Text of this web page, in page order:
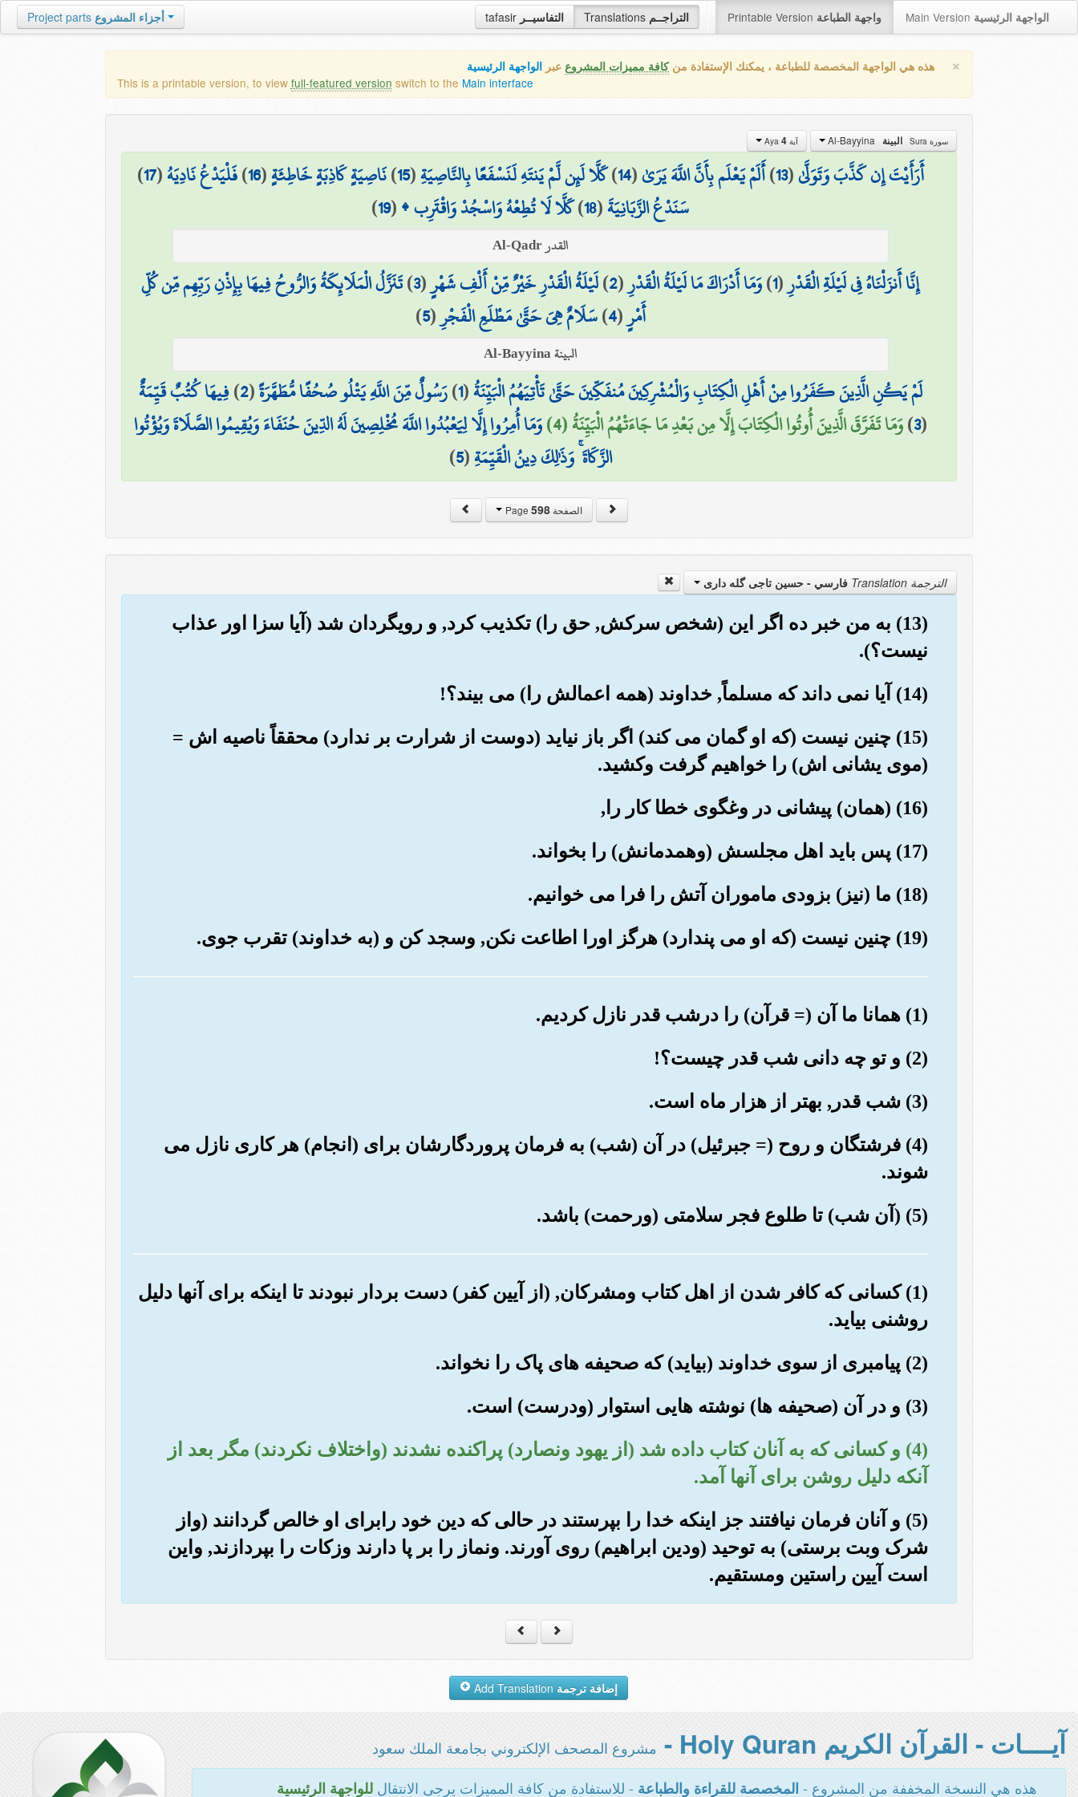
tafasir التفاسيــر Translations التراجــم Printable Version واجهة الطباعة Main Version الواجهة الرئيسية Project parts أجزاء المشروع
× هذه هي الواجهة المخصصة للطباعة ، يمكنك الإستفادة منكافة مميزات المشروع عبر الواجهة الرئيسية
This is a printable version, to view full-featured version switch to the Main interface
سورة Sura البينة آية Aya 4
أَرَأَيْتَ إِن كَذَّبَ وَتَوَلَّىٰ(
13
)أَلَمْ يَعْلَم بِأَنَّ اللَّهَ يَرَىٰ(
14
)كَلَّا لَئِن لَّمْ يَنتَهِ لَنَسْفَعًا بِالنَّاصِيَةِ(
15
)نَاصِيَةٍ كَاذِبَةٍ خَاطِئَةٍ(
16
)فَلْيَدْعُ نَادِيَهُ(
17
)
سَنَدْعُ الزَّبَانِيَةَ(
18
)كَلَّا لَا تُطِعْهُ وَاسْجُدْ وَاقْتَرِب ۩(
19
)
القدر Al-Qadr
إِنَّا أَنزَلْنَاهُ فِي لَيْلَةِ الْقَدْرِ(
1
)وَمَا أَدْرَاكَ مَا لَيْلَةُ الْقَدْرِ(
2
)لَيْلَةُ الْقَدْرِ خَيْرٌ مِّنْ أَلْفِ شَهْرٍ(
3
)تَنَزَّلُ الْمَلَائِكَةُ وَالرُّوحُ فِيهَا بِإِذْنِ رَبِّهِم مِّن كُلِّ
أَمْرٍ(
4
)سَلَامٌ هِيَ حَتَّىٰ مَطْلَعِ الْفَجْرِ(
5
)
البينة Al-Bayyina
لَمْ يَكُنِ الَّذِينَ كَفَرُوا مِنْ أَهْلِ الْكِتَابِ وَالْمُشْرِكِينَ مُنفَكِّينَ حَتَّىٰ تَأْتِيَهُمُ الْبَيِّنَةُ(
1
)رَسُولٌ مِّنَ اللَّهِ يَتْلُو صُحُفًا مُّطَهَّرَةً(
2
)فِيهَا كُتُبٌ قَيِّمَةٌ
(
3
)وَمَا تَفَرَّقَ الَّذِينَ أُوتُوا الْكِتَابَ إِلَّا مِن بَعْدِ مَا جَاءَتْهُمُ الْبَيِّنَةُ (4) وَمَا أُمِرُوا إِلَّا لِيَعْبُدُوا اللَّهَ مُخْلِصِينَ لَهُ الدِّينَ حُنَفَاءَ وَيُقِيمُوا الصَّلَاةَ وَيُؤْتُوا
الزَّكَاةَ ۚ وَذَٰلِكَ دِينُ الْقَيِّمَةِ(
5
)
الصفحة Page598
الترجمة Translation فارسي - حسین تاجی گله داری
(13) به من خبر ده اگر این (شخص سرکش, حق را) تکذیب کرد, و رویگردان شد (آیا سزا اور عذاب
نیست؟).
(14) آیا نمی داند که مسلماً, خداوند (همه اعمالش را) می بیند؟!
(15) چنین نیست (که او گمان می کند) اگر باز نیاید (دوست از شرارت بر ندارد) محققاً ناصیه اش =
(موی یشانی اش) را خواهیم گرفت وکشید.
(16) (همان) پیشانی در وغگوی خطا کار را,
(17) پس باید اهل مجلسش (وهمدمانش) را بخواند.
(18) ما (نیز) بزودی ماموران آتش را فرا می خوانیم.
(19) چنین نیست (که او می پندارد) هرگز اورا اطاعت نکن, وسجد کن و (به خداوند) تقرب جوی.
(1) همانا ما آن (= قرآن) را درشب قدر نازل کردیم.
(2) و تو چه دانی شب قدر چیست؟!
(3) شب قدر, بهتر از هزار ماه است.
(4) فرشتگان و روح (= جبرئیل) در آن (شب) به فرمان پروردگارشان برای (انجام) هر کاری نازل می
شوند.
(5) (آن شب) تا طلوع فجر سلامتی (ورحمت) باشد.
(1) کسانی که کافر شدن از اهل کتاب ومشرکان, (از آیین کفر) دست بردار نبودند تا اینکه برای آنها دلیل
روشنی بیاید.
(2) پیامبری از سوی خداوند (بیاید) که صحیفه های پاک را نخواند.
(3) و در آن (صحیفه ها) نوشته هایی استوار (ودرست) است.
(4) و کسانی که به آنان کتاب داده شد (از یهود ونصارد) پراکنده نشدند (واختلاف نکردند) مگر بعد از
آنکه دلیل روشن برای آنها آمد.
(5) و آنان فرمان نیافتند جز اینکه خدا را بپرستند در حالی که دین خود رابرای او خالص گردانند (واز
شرک وبت برستی) به توحید (ودین ابراهیم) روی آورند. ونماز را بر پا دارند وزکات را بپردازند, واین
است آیین راستین ومستقیم.
إضافة ترجمة
آيــــات - القرآن الكريم Holy Quran - مشروع المصحف الإلكتروني بجامعة الملك سعود
هذه هي النسخة المخففة من المشروع - المخصصة للقراءة والطباعة - للاستفادة من كافة المميزات يرجى الانتقالللواجهة الرئيسية